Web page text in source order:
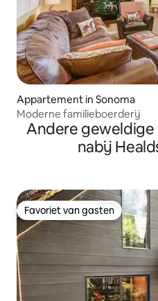
Appartement in Sonoma
Moderne familieboerderij
Andere
nabij
Favoriet van gasten
Favoriet van gasten